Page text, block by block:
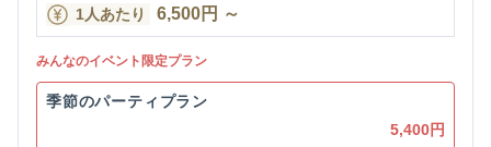
1人あたり 6,500円 ～
みんなのイベント限定プラン
季節のパーティプラン
5,400円